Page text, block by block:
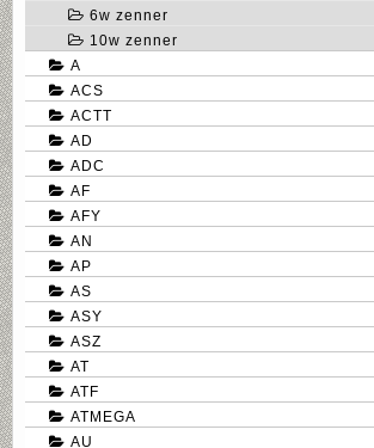
6w zenner
10w zenner
A
ACS
ACTT
AD
ADC
AF
AFY
AN
AP
AS
ASY
ASZ
AT
ATF
ATMEGA
AU